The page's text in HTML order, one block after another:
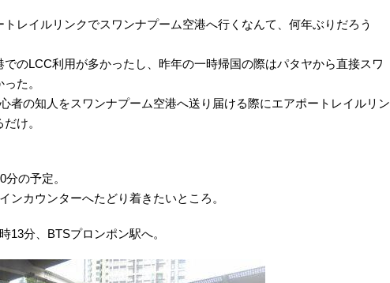
レイルリンクでスワンナプーム空港へ行くなんて、何年ぶりだろう
でのLCC利用が多かったし、昨年の一時帰国の際はパタヤから直接スワ
た。
者の知人をスワンナプーム空港へ送り届ける際にエアポートレイルリン
け。
の予定。
ンカウンターへたどり着きたいところ。
13分、BTSプロンポン駅へ。